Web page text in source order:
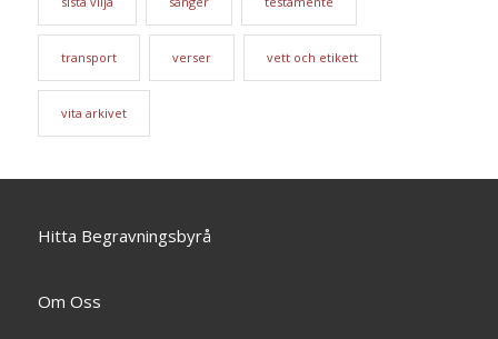
transport verser vett och etikett
vita arkivet
Hitta Begravningsbyrå
Om Oss